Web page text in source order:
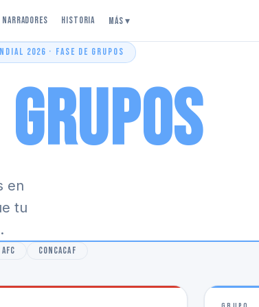
Narradores Historia Más ▾
2026 · FASE DE GRUPOS
Grupos
en
tu
AFC
CONCACAF